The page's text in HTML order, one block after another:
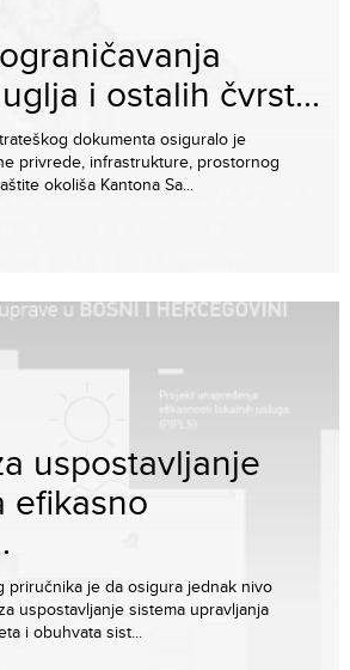
i ostalih čvrst...
dokumenta osiguralo je
privrede, infrastrukture, prostornog
okoliša Kantona Sa...
uspostavljanje
efikasno
priručnika je da osigura jednak nivo
uspostavljanje sistema upravljanja
i obuhvata sist...